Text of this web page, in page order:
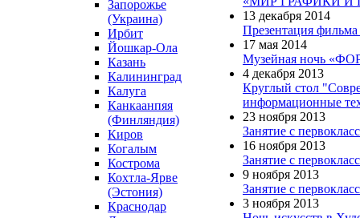
Запорожье
(Украина)
Ирбит
Йошкар-Ола
Казань
Калининград
Калуга
Канкаанпяя
(Финляндия)
Киров
Когалым
Кострома
Кохтла-Ярве
(Эстония)
Краснодар
13 декабря 2014
Презентация
17 мая 2014
Музейная ночь
4 декабря 2013
Круглый стол
информационные
23 ноября 2013
Занятие с
16 ноября 2013
Занятие с
9 ноября 2013
Занятие с
3 ноября 2013